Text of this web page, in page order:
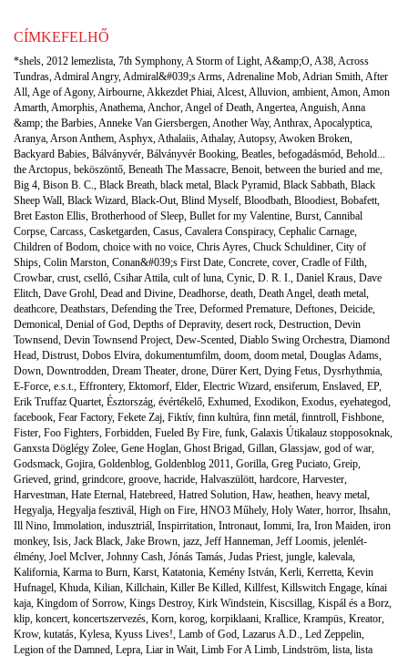
CÍMKEFELHŐ
*shels, 2012 lemezlista, 7th Symphony,A Storm of Light,A&amp;O,A38,Across
Tundras,Admiral Angry,Admiral&#039;s Arms,Adrenaline Mob,Adrian Smith,After
All,Age of Agony,Airbourne,Akkezdet Phiai,Alcest,Alluvion, ambient,Amon,Amon
Amarth,Amorphis,Anathema,Anchor,Angel of Death,Angertea,Anguish,Anna
&amp; the Barbies,Anneke Van Giersbergen,Another Way,Anthrax,Apocalyptica,
Aranya,Arson Anthem,Asphyx,Athalaiis,Athalay,Autopsy,Awoken Broken,
Backyard Babies, Bálványvér, Bálványvér Booking, Beatles, befogadásmód, Behold...
the Arctopus, beköszöntő, Beneath The Massacre, Benoit, between the buried and me,
Big 4, Bison B. C., Black Breath, black metal, Black Pyramid, Black Sabbath, Black
Sheep Wall, Black Wizard, Black-Out, Blind Myself, Bloodbath, Bloodiest, Bobafett,
Bret Easton Ellis, Brotherhood of Sleep, Bullet for my Valentine, Burst, Cannibal
Corpse, Carcass, Casketgarden, Casus, Cavalera Conspiracy, Cephalic Carnage,
Children of Bodom, choice with no voice, Chris Ayres, Chuck Schuldiner, City of
Ships, Colin Marston, Conan&#039;s First Date, Concrete, cover, Cradle of Filth,
Crowbar, crust, cselló, Csihar Attila, cult of luna, Cynic, D. R. I., Daniel Kraus, Dave
Elitch, Dave Grohl, Dead and Divine, Deadhorse, death, Death Angel, death metal,
deathcore, Deathstars, Defending the Tree, Deformed Premature, Deftones, Deicide,
Demonical, Denial of God, Depths of Depravity, desert rock, Destruction, Devin
Townsend, Devin Townsend Project, Dew-Scented, Diablo Swing Orchestra, Diamond
Head, Distrust, Dobos Elvira, dokumentumfilm, doom, doom metal, Douglas Adams,
Down, Downtrodden, Dream Theater, drone, Dürer Kert, Dying Fetus, Dysrhythmia,
E-Force, e.s.t., Effrontery, Ektomorf, Elder, Electric Wizard, ensiferum, Enslaved, EP,
Erik Truffaz Quartet, Észtország, évértékelő, Exhumed, Exodikon, Exodus, eyehategod,
facebook, Fear Factory, Fekete Zaj, Fiktív, finn kultúra, finn metál, finntroll, Fishbone,
Fister, Foo Fighters, Forbidden, Fueled By Fire, funk, Galaxis Útikalauz stopposoknak,
Ganxsta Döglégy Zolee, Gene Hoglan, Ghost Brigad, Gillan, Glassjaw, god of war,
Godsmack, Gojira, Goldenblog, Goldenblog 2011, Gorilla, Greg Puciato, Greip,
Grieved, grind, grindcore, groove, hacride, Halvaszülött, hardcore, Harvester,
Harvestman, Hate Eternal, Hatebreed, Hatred Solution, Haw, heathen, heavy metal,
Hegyalja, Hegyalja fesztivál, High on Fire, HNO3 Műhely, Holy Water, horror, Ihsahn,
Ill Nino, Immolation, indusztriál, Inspirritation, Intronaut, Iommi, Ira, Iron Maiden, iron
monkey, Isis, Jack Black, Jake Brown, jazz, Jeff Hanneman, Jeff Loomis, jelenlét-
élmény, Joel McIver, Johnny Cash, Jónás Tamás, Judas Priest, jungle, kalevala,
Kalifornia, Karma to Burn, Karst, Katatonia, Kemény István, Kerli, Kerretta, Kevin
Hufnagel, Khuda, Kilian, Killchain, Killer Be Killed, Killfest, Killswitch Engage, kínai
kaja, Kingdom of Sorrow, Kings Destroy, Kirk Windstein, Kiscsillag, Kispál és a Borz,
klip, koncert, koncertszervezés, Korn, korog, korpiklaani, Krallice, Krampüs, Kreator,
Krow, kutatás, Kylesa, Kyuss Lives!, Lamb of God, Lazarus A.D., Led Zeppelin,
Legion of the Damned, Lepra, Liar in Wait, Limb For A Limb, Lindström, lista, lista